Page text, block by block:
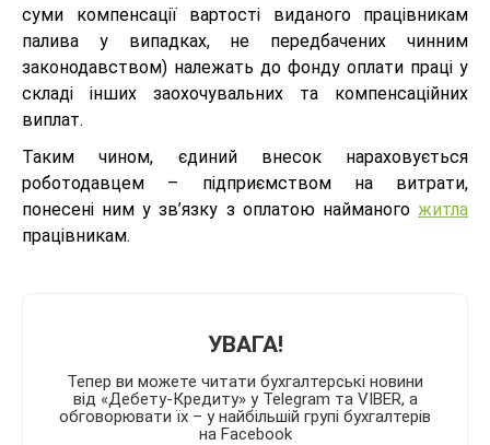
суми компенсації вартості виданого працівникам
палива у випадках, не передбачених чинним
законодавством) належать до фонду оплати праці у
складі інших заохочувальних та компенсаційних
виплат.
Таким чином, єдиний внесок нараховується
роботодавцем – підприємством на витрати,
понесені ним у зв’язку з оплатою найманого житла
працівникам.
УВАГА!
Тепер ви можете читати бухгалтерські новини
від «Дебету-Кредиту» у Telegram та VIBER, а
обговорювати їх – у найбільшій групі бухгалтерів
на Facebook